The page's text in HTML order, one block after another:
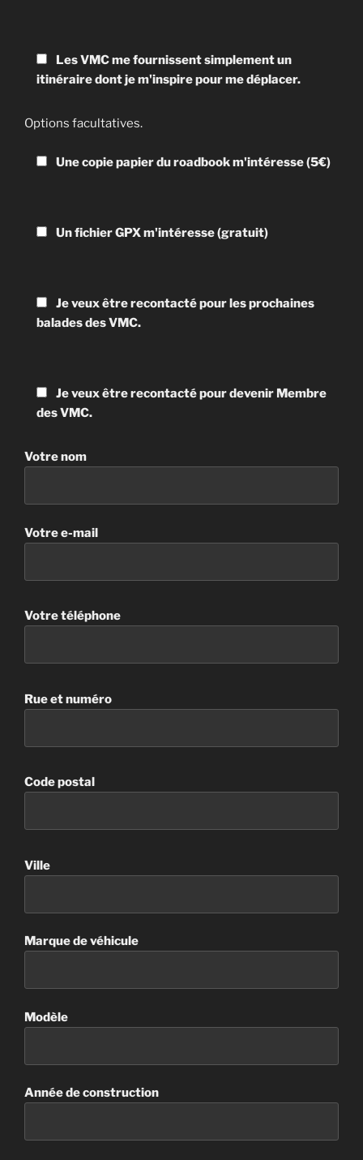
Les VMC me fournissent simplement un
itinéraire dont je m'inspire pour me déplacer.
Options facultatives.
Une copie papier du roadbook m'intéresse (5€)
Un fichier GPX m'intéresse (gratuit)
Je veux être recontacté pour les prochaines
balades des VMC.
Je veux être recontacté pour devenir Membre
des VMC.
Votre nom
Votre e-mail
Votre téléphone
Rue et numéro
Code postal
Ville
Marque de véhicule
Modèle
Année de construction